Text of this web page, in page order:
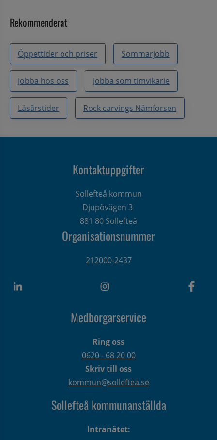
Rekommenderat
Öppettider och priser Sommarjobb
Jobba hos oss Jobba som timvikarie
Läsårstider Rock carvings Nämforsen
Kontaktuppgifter
Sollefteå kommun
Djupövägen 3
881 80 Sollefteå
Organisationsnummer
212000-2437
Medborgarservice
Ring oss
0620 - 68 20 00
Skriv till oss
kommun@solleftea.se
Sollefteå kommunanställda
Intranätet: